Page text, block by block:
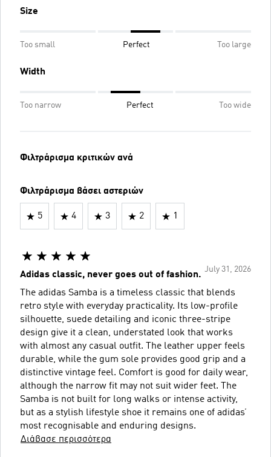
Size
Too small Perfect Too large
Width
Too narrow Perfect Too wide
Φιλτράρισμα κριτικών ανά
Φιλτράρισμα βάσει αστεριών
5 4 3 2 1
July 31, 2026
Adidas classic, never goes out of fashion.
The adidas Samba is a timeless classic that blends
retro style with everyday practicality. Its low-profile
silhouette, suede detailing and iconic three-stripe
design give it a clean, understated look that works
with almost any casual outfit. The leather upper feels
durable, while the gum sole provides good grip and a
distinctive vintage feel. Comfort is good for daily wear,
although the narrow fit may not suit wider feet. The
Samba is not built for long walks or intense activity,
but as a stylish lifestyle shoe it remains one of adidas’
most recognisable and enduring designs.
Διάβασε περισσότερα